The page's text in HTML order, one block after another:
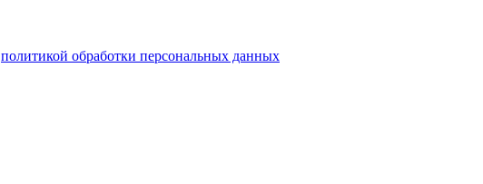
политикой обработки персональных данных